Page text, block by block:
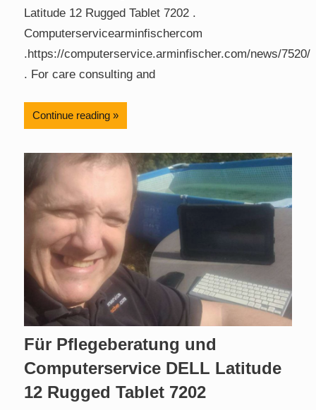
Latitude 12 Rugged Tablet 7202 .
Computerservicearminfischercom
.https://computerservice.arminfischer.com/news/7520/
. For care consulting and
Continue reading
Für Pflegeberatung und
Computerservice DELL Latitude
12 Rugged Tablet 7202